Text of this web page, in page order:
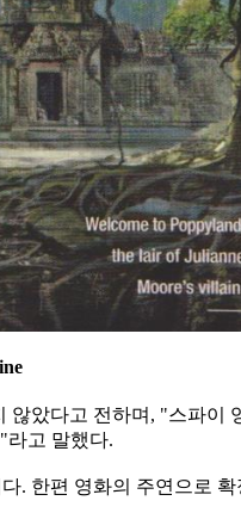
았다고 전하며, "스파이
라고 말했다.
. 한편 영화의 주연으로